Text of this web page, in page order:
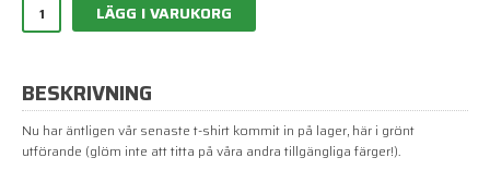
LÄGG I VARUKORG
BESKRIVNING
Nu har äntligen vår senaste t-shirt kommit in på lager, här i grönt
utförande (glöm inte att titta på våra andra tillgängliga färger!).